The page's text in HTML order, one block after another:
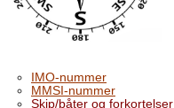
IMO-nummer
MMSI-nummer
Skip/båter og forkortelser